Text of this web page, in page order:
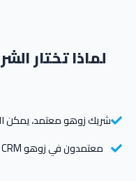
لماذا تختار
شريك زوهو معتمد، يمكن